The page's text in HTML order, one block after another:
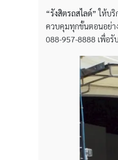
“รังสิตรถสไลด์”ให้บริ
ควบคุมทุกขั้นตอนอย่า
088-957-8888 เพื่อรั